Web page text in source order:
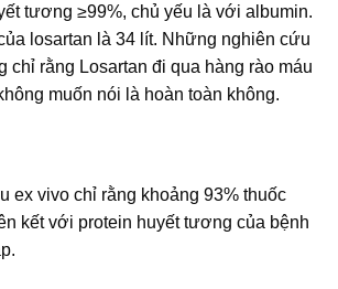
tương ≥99%, chủ yếu là với albumin.
losartan là 34 lít. Những nghiên cứu
chỉ rằng Losartan đi qua hàng rào máu
muốn nói là hoàn toàn không.
ex vivo chỉ rằng khoảng 93% thuốc
kết với protein huyết tương của bệnh